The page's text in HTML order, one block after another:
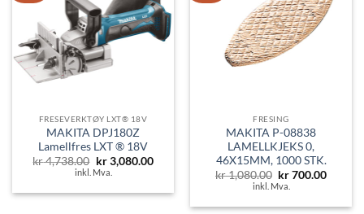
FRESEVERKTØY LXT® 18V
MAKITA DPJ180Z
Lamellfres LXT ® 18V
kr4,738.00 Opprinnelig
pris
kr 4,738.00.
kr3,080.00Nåværende
kr 3,080.00.
inkl. Mva.
FRESING
MAKITA P-08838
LAMELLKJEKS 0,
46X15MM, 1000 STK.
kr1,080.00 Opprinnelig
pris
kr 1,080.00.
kr700.00
kr
inkl. Mva.